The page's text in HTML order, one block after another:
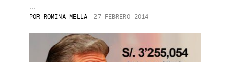
...
POR ROMINA MELLA 27 FEBRERO 2014